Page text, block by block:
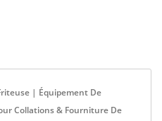
| Équipement De
Collations & Fourniture De